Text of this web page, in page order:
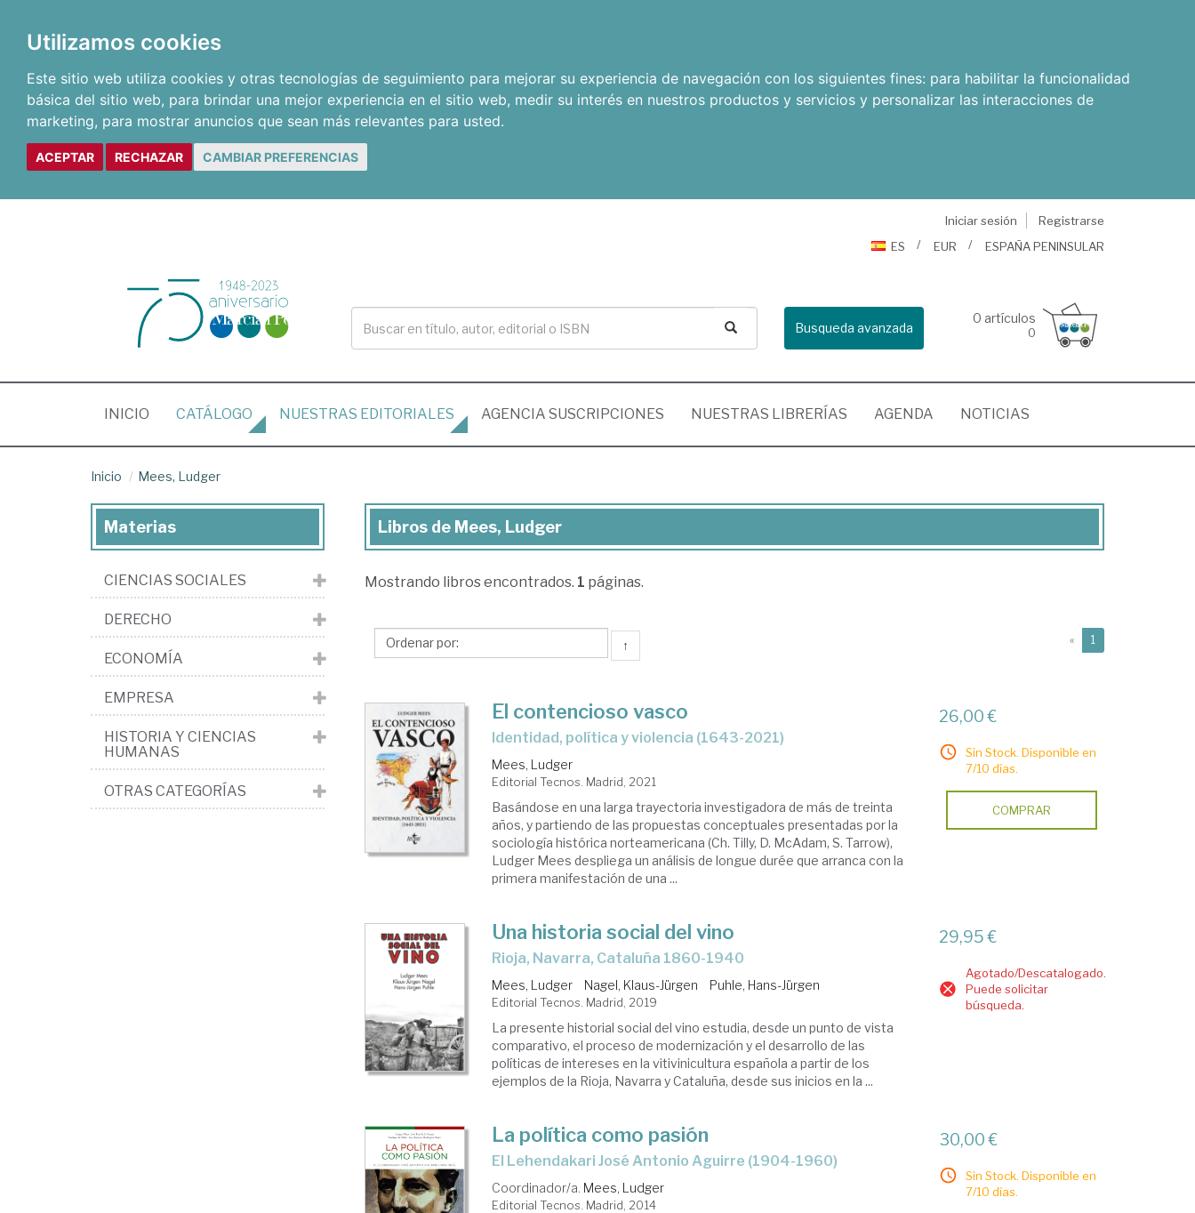
Utilizamos cookies
Este sitio web utiliza cookies y otras tecnologías de seguimiento para mejorar su experiencia de navegación con los siguientes fines: para habilitar la funcionalidad
básica del sitio web, para brindar una mejor experiencia en el sitio web, medir su interés en nuestros productos y servicios y personalizar las interacciones de
marketing, para mostrar anuncios que sean más relevantes para usted.
ACEPTAR RECHAZAR CAMBIAR PREFERENCIAS
Iniciar sesión
Registrarse
ES
EUR ESPAÑA PENINSULAR
Busqueda avanzada
0 artículos
0
INICIO (CURRENT)
CATÁLOGO NUESTRAS EDITORIALES AGENCIA SUSCRIPCIONES NUESTRAS LIBRERÍAS AGENDA NOTICIAS
Inicio Mees, Ludger
Libros
Mees,
Libros de Mees, Ludger
Mostrando libros encontrados. 1 páginas.
↑ « 1
El contencioso vasco
identidad, política y violencia (1643-2021)
Mees, Ludger
Editorial Tecnos. Madrid, 2021
Basándose en una larga trayectoria investigadora de más de treinta
años, y partiendo de las propuestas conceptuales presentadas por la
sociología histórica norteamericana (Ch. Tilly, D. McAdam, S. Tarrow),
Ludger Mees despliega un análisis de longue durée que arranca con la
primera manifestación de una ...
26,00 €
Sin Stock. Disponible en
7/10 días.
COMPRAR
Una historia social del vino
Rioja, Navarra, Cataluña 1860-1940
Mees, Ludger Nagel, Klaus-Jürgen Puhle, Hans-Jürgen
Editorial Tecnos. Madrid, 2019
La presente historial social del vino estudia, desde un punto de vista
comparativo, el proceso de modernización y el desarrollo de las
políticas de intereses en la vitivinicultura española a partir de los
ejemplos de la Rioja, Navarra y Cataluña, desde sus inicios en la ...
29,95 €
Agotado/Descatalogado.
Puede solicitar
búsqueda.
La política como pasión
el Lehendakari José Antonio Aguirre (1904-1960)
Coordinador/a. Mees, Ludger
Editorial Tecnos. Madrid, 2014
30,00 €
Sin Stock. Disponible en
7/10 días.
Materias
CIENCIAS SOCIALES
DERECHO
ECONOMÍA
EMPRESA
HISTORIA Y CIENCIAS
HUMANAS
OTRAS CATEGORÍAS